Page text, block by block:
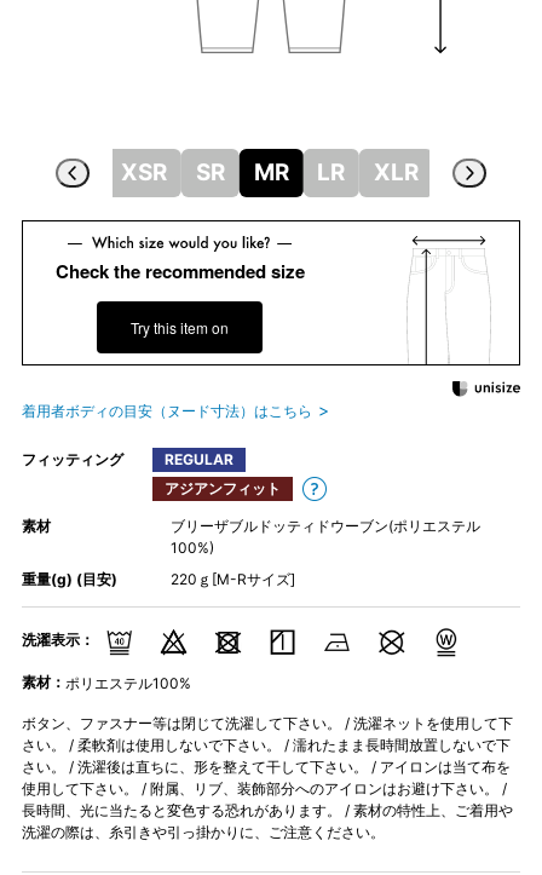
XSR SR MR LR XLR
Check the recommended size
Try this item on
着用者ボディの目安（ヌード寸法）はこちら
フィッティング
REGULAR
アジアンフィット
素材
ブリーザブルドッティドウーブン(ポリエステル
100%)
重量(g) (目安)
220ｇ[M-Rサイズ]
洗濯表示：
素材： ポリエステル100%
ボタン、ファスナー等は閉じて洗濯して下さい。 / 洗濯ネットを使用して下
さい。 / 柔軟剤は使用しないで下さい。 / 濡れたまま長時間放置しないで下
さい。 / 洗濯後は直ちに、形を整えて干して下さい。 / アイロンは当て布を
使用して下さい。 / 附属、リブ、装飾部分へのアイロンはお避け下さい。 /
長時間、光に当たると変色する恐れがあります。 / 素材の特性上、ご着用や
洗濯の際は、糸引きや引っ掛かりに、ご注意ください。